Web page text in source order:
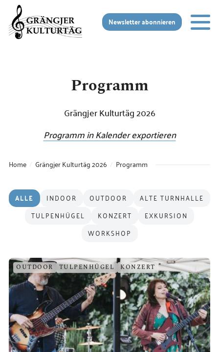
Zur Startseite
Zur mobilen Navigation
Zur Suche
Zum Hauptinhalt
Zum Fussbereich
Newsletter abonnieren
Programm
Grängjer Kulturtäg 2026
Programm in Kalender exportieren
Home Grängjer Kulturtäg 2026 Programm
ALLE INDOOR OUTDOOR
ALTE TURNHALLE
TULPENHÜGEL
KONZERT
EXKURSION
WORKSHOP
OUTDOOR TULPENHÜGEL KONZERT